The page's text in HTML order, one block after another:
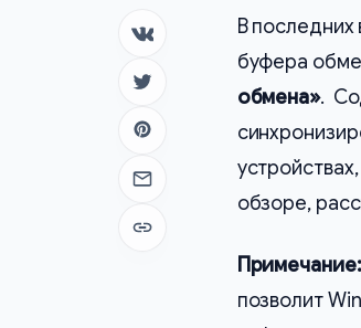
Поделиться в ВК
Поделиться в Twitter
Поделиться в Pinterest
Отправить на почту
Копировать ссылку
В последних
буфера
обмена».
обзоре,
Примечание:
позволит